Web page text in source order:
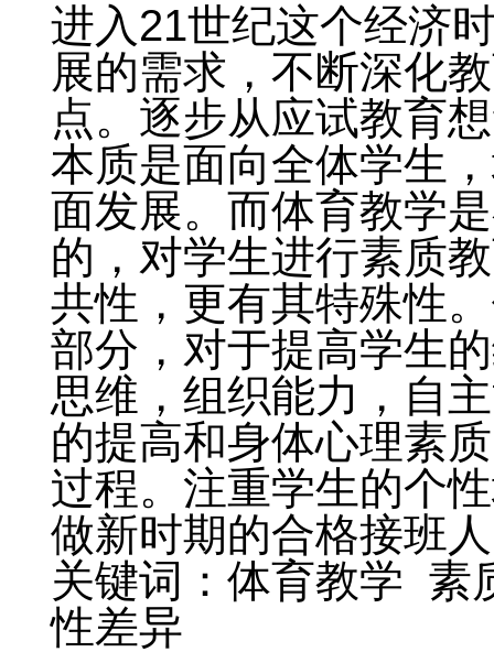
进入21世纪这个经济
展的需求，不断深化
点。逐步从应试教育
本质是面向全体学生
面发展。而体育教学
的，对学生进行素质
共性，更有其特殊性
部分，对于提高学生
思维，组织能力，自
的提高和身体心理素
过程。注重学生的个
做新时期的合格接班
关键词：体育教学 素
性差异